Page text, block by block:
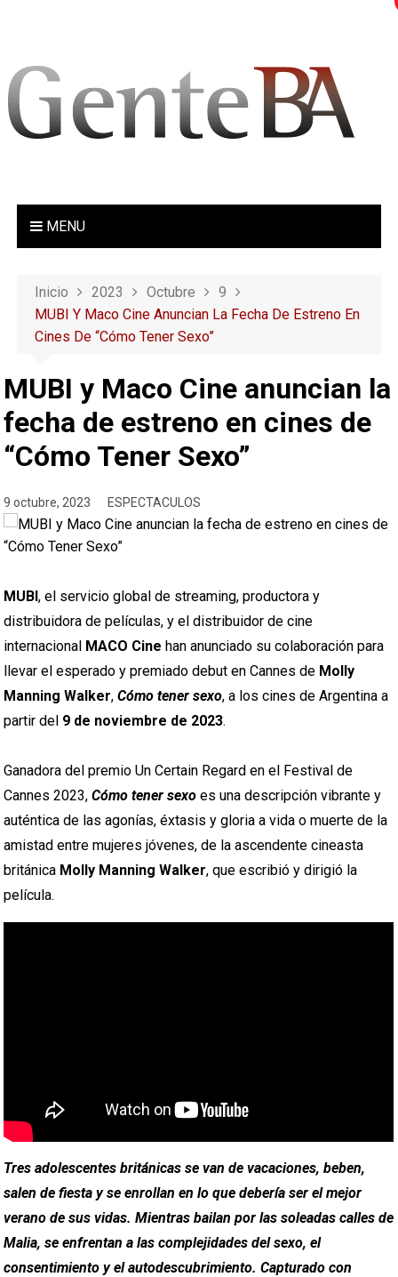
MENU
Inicio 2023 Octubre
9
MUBI Y Maco Cine Anuncian La Fecha De Estreno En
Cines De “Cómo Tener Sexo”
MUBI y Maco Cine anuncian la
fecha de estreno en cines de
“Cómo Tener Sexo”
9 octubre, 2023 ESPECTACULOS
MUBI, el servicio global de streaming, productora y
distribuidora de películas, y el distribuidor de cine
internacional MACO Cine han anunciado su colaboración para
llevar el esperado y premiado debut en Cannes de Molly
Manning Walker,Cómo tener sexo, a los cines de Argentina a
partir del 9 de noviembre de 2023.
Ganadora del premio Un Certain Regard en el Festival de
Cannes 2023,Cómo tener sexo es una descripción vibrante y
auténtica de las agonías, éxtasis y gloria a vida o muerte de la
amistad entre mujeres jóvenes, de la ascendente cineasta
británica Molly Manning Walker, que escribió y dirigió la
película.
Tres adolescentes británicas se van de vacaciones, beben,
salen de fiesta y se enrollan en lo que debería ser el mejor
verano de sus vidas. Mientras bailan por las soleadas calles de
Malia, se enfrentan a las complejidades del sexo, el
consentimiento y el autodescubrimiento. Capturado con